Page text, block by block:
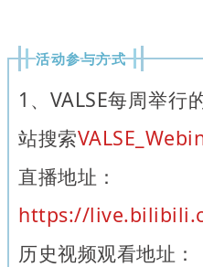
活动参与方式
1、VALSE每周举
站搜索
直播地址：
https://
历史视频观看地址：